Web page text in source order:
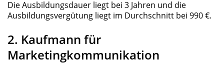
Die Ausbildungsdauer liegt bei 3 Jahren und die
Ausbildungsvergütung liegt im Durchschnitt bei 990 €.
2. Kaufmann für
Marketingkommunikation